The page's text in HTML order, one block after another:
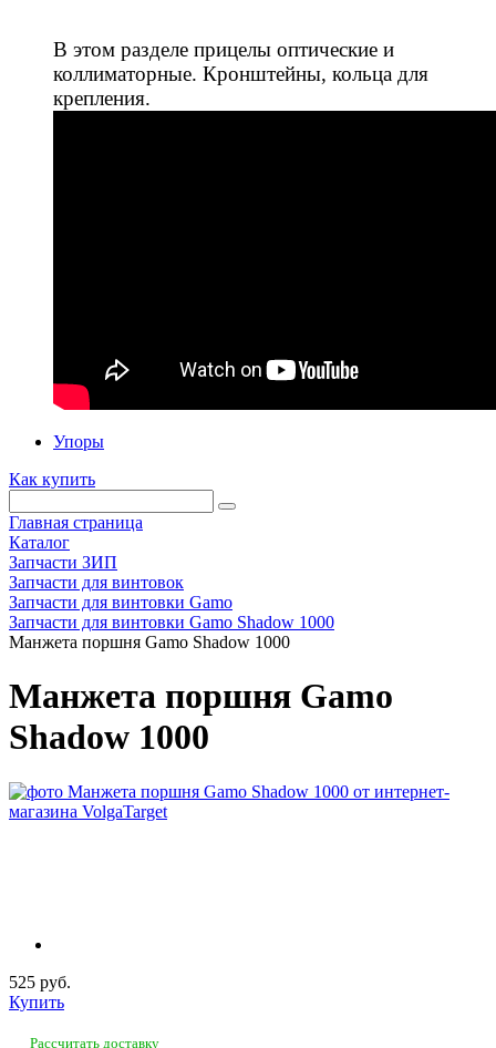
В этом разделе прицелы оптические и
коллиматорные. Кронштейны, кольца для
крепления.
Упоры
Как купить
Главная страница
Каталог
Запчасти ЗИП
Запчасти для винтовок
Запчасти для винтовки Gamo
Запчасти для винтовки Gamo Shadow 1000
Манжета поршня Gamo Shadow 1000
Манжета поршня Gamo
Shadow 1000
525 руб.
Купить
Рассчитать доставку